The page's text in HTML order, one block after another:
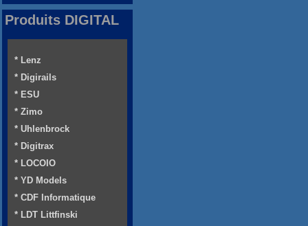
Produits DIGITAL
* Lenz
* Digirails
* ESU
* Zimo
* Uhlenbrock
* Digitrax
* LOCOIO
* YD Models
* CDF Informatique
* LDT Littfinski